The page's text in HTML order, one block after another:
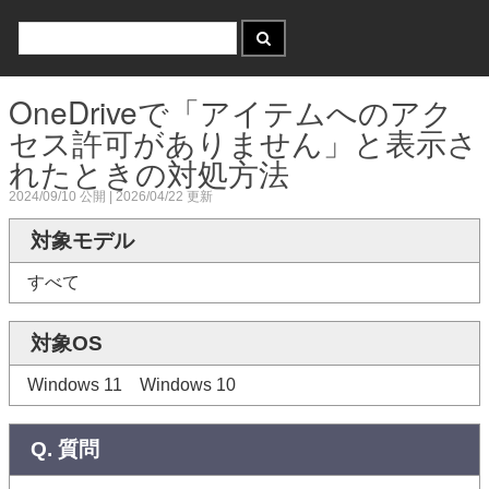
OneDriveで「アイテムへのアク
セス許可がありません」と表示さ
れたときの対処方法
2024/09/10 公開 | 2026/04/22 更新
対象モデル
すべて
対象OS
Windows 11 Windows 10
Q. 質問